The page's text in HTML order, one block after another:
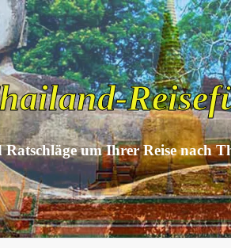
um Ihrer Reise nach